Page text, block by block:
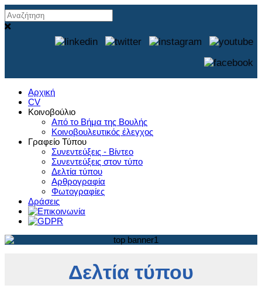
Αρχική
CV
Κοινοβούλιο
Από το Βήμα της Βουλής
Κοινοβουλευτικός έλεγχος
Γραφείο Τύπου
Συνεντεύξεις - Βίντεο
Συνεντεύξεις στον τύπο
Δελτία τύπου
Αρθρογραφία
Φωτογραφίες
Δράσεις
Δελτία τύπου